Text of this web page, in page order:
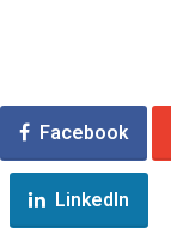
Facebook
LinkedIn